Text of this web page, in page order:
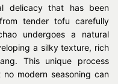
delicacy that has been
tender tofu carefully
undergoes a natural
a silky texture, rich
This unique process
modern seasoning can